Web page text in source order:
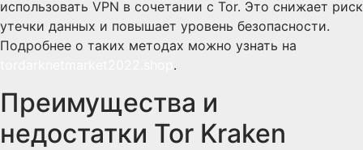
использовать VPN в сочетании с Tor. Это снижает риск
утечки данных и повышает уровень безопасности.
Подробнее о таких методах можно узнать на
.
Преимущества и
недостатки Tor Kraken